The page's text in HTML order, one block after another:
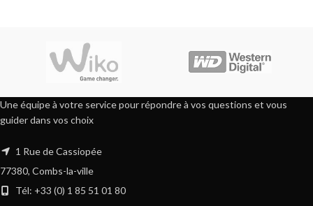
Une équipe à votre service pour répondre à vos questions et vous
guider dans vos choix
1 Rue de Cassiopée
77380, Combs-la-ville
Tél: +33 (0) 1 85 51 01 80